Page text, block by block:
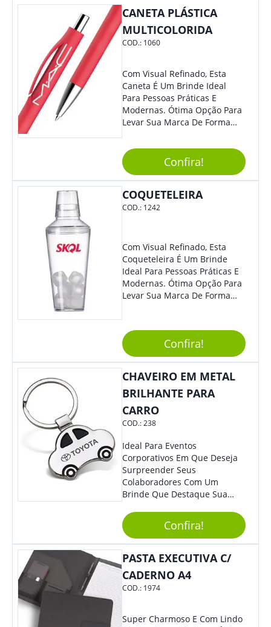
CANETA PLÁSTICA
MULTICOLORIDA
COD.: 1060
Com Visual Refinado, Esta
Caneta É Um Brinde Ideal
Para Pessoas Práticas E
Modernas. Ótima Opção Para
Levar Sua Marca De Forma
Sua Empresa Em Eventos,
Reuniões Corporativas Ou Até
Mesmo Para Presentear
Colaboradores E Parceiros De
Sua Empresa.
Confira!
COQUETELEIRA
COD.: 1242
Com Visual Refinado, Esta
Coqueteleira É Um Brinde
Ideal Para Pessoas Práticas E
Modernas. Ótima Opção Para
Levar Sua Marca De Forma
Reuniões Corporativas Ou Até
Mesmo Para Presentear
Colaboradores E Parceiros De
Confira!
CHAVEIRO EM METAL
BRILHANTE PARA
CARRO
COD.:238
Ideal Para Eventos
Corporativos Em Que Deseja
Surpreender Seus
Colaboradores Com Um
Brinde Que Destaque Sua
Formato De Carro É Ideal!
Elaborado Com Metal,
Material Resistente E Durável,
O Item Conta Também Com
Confira!
PASTA EXECUTIVA C/
CADERNO A4
COD.: 1974
Super Charmoso E Com Lindo